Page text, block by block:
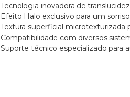
Tecnologia inovadora de
Efeito Halo exclusivo para um
Textura superficial microtexturizada
Compatibilidade com diversos
Suporte técnico especializado para